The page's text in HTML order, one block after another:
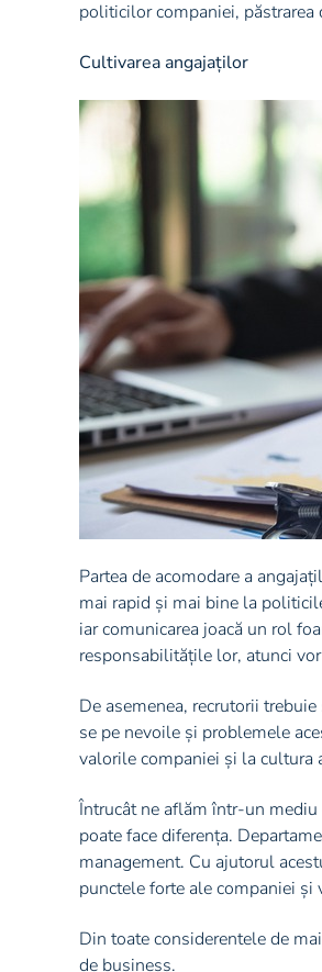
politicilor companiei,
Cultivarea angajaților
Partea de acomodare a
mai rapid și mai bine la
iar comunicarea joacă un rol
responsabilitățile lor, atunci
De asemenea, recrutorii
se pe nevoile și problemele
valorile companiei și la cultura
Întrucât ne aflăm într-un
poate face diferența.
management. Cu ajutorul
punctele forte ale companiei și
Din toate considerentele de
de business.